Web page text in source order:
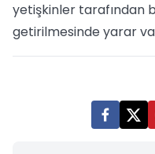
yetişkinler tarafından
getirilmesinde yarar